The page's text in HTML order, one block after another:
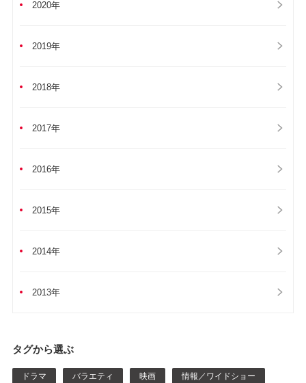
2020年
2019年
2018年
2017年
2016年
2015年
2014年
2013年
タグから選ぶ
ドラマ バラエティ 映画 情報／ワイドショー